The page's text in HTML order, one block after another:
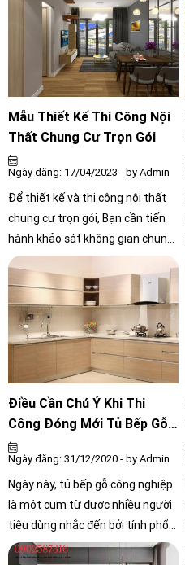
với xu hướng hiện đại ngày nay.
Mẫu Thiết Kế Thi Công Nội
Thất Chung Cư Trọn Gói
Ngày đăng: 17/04/2023 - by Admin
Để thiết kế và thi công nội thất
chung cư trọn gói, Bạn cần tiến
hành khảo sát không gian chung
cư của mình để có được thông tin
về diện tích, hướng nhìn, kiểu cửa
sổ, cửa ra vào, vị trí các ống
thông gió và đường dây điện
nước, cũng như các yêu cầu của
gia đình về không gian, chức
năng và phong cách thiết kế cho
thẩm mỹ.
Điều Cần Chú Ý Khi Thi
Công Đóng Mới Tủ Bếp Gỗ
Công Nghiệp Luôn bền đẹp
Ngày đăng: 31/12/2020 - by Admin
Ngày này, tủ bếp gỗ công nghiệp
là một cụm từ được nhiều người
tiêu dùng nhắc đến bởi tính phổ
biến của nó. Tuy nhiên không